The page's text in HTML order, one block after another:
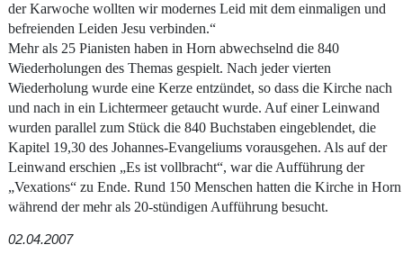
der Karwoche wollten wir modernes Leid mit dem einmaligen und
befreienden Leiden Jesu verbinden.“
Mehr als 25 Pianisten haben in Horn abwechselnd die 840
Wiederholungen des Themas gespielt. Nach jeder vierten
Wiederholung wurde eine Kerze entzündet, so dass die Kirche nach
und nach in ein Lichtermeer getaucht wurde. Auf einer Leinwand
wurden parallel zum Stück die 840 Buchstaben eingeblendet, die
Kapitel 19,30 des Johannes-Evangeliums vorausgehen. Als auf der
Leinwand erschien „Es ist vollbracht“, war die Aufführung der
„Vexations“ zu Ende. Rund 150 Menschen hatten die Kirche in Horn
während der mehr als 20-stündigen Aufführung besucht.
02.04.2007